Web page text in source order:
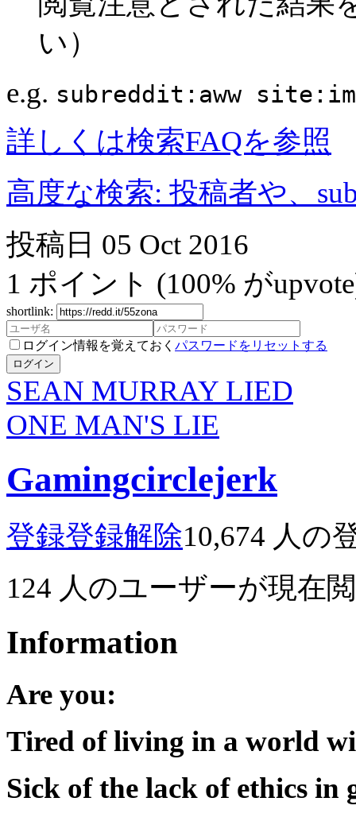
い）
e.g. subreddit:aww
詳しくは検索FAQを参照
高度な検索: 投稿者や、
投稿日 05 Oct 2016
1 ポイント (100% が
shortlink:
ログイン情報を覚えておく パスワードをリセットする
ログイン
SEAN MURRAY LIED
ONE MAN'S LIE
Gamingcirclejerk
登録登録解除10,674 人の
124 人のユーザーが現在
Information
Are you:
Tired of living in a world
Sick of the lack of ethics